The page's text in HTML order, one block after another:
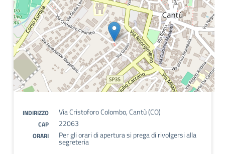
INDIRIZZO Via Cristoforo Colombo, Cantù (CO)
CAP 22063
ORARI Per gli orari di apertura si prega di rivolgersi alla
segreteria